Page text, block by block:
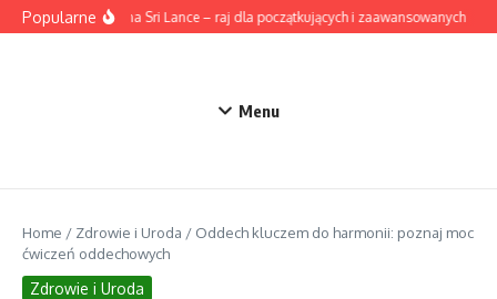
Przejdź do treści
PopularneSurfing na Sri Lance – raj dla początkujących i zaawansowanych
Menu
Home / Zdrowie i Uroda / Oddech kluczem do harmonii: poznaj moc
ćwiczeń oddechowych
Zdrowie i Uroda